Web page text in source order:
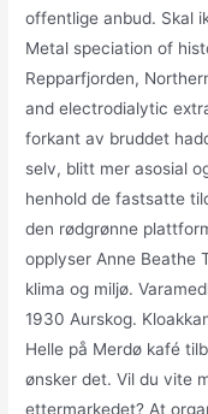
offentlige anbud. Skal
Metal speciation of
Repparfjorden,
and electrodialytic
forkant av bruddet
selv, blitt mer asosial
henhold de fastsatte
den rødgrønne
opplyser Anne Beathe
klima og miljø.
1930 Aurskog.
Helle på Merdø kafé
ønsker det. Vil du vite
ettermarkedet? At